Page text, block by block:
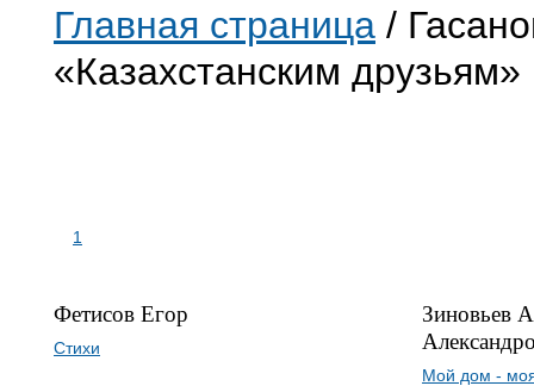
Главная страница /
«Казахстанским друзьям»
1
Фетисов Егор
Стихи
Зиновьев
Мой дом -